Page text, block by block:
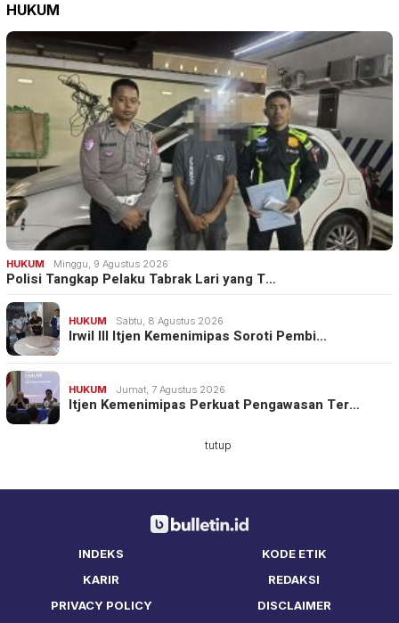
HUKUM
HUKUM Minggu, 9 Agustus 2026
Polisi Tangkap Pelaku Tabrak Lari yang T…
HUKUM Sabtu, 8 Agustus 2026
Irwil III Itjen Kemenimipas Soroti Pembi…
HUKUM Jumat, 7 Agustus 2026
Itjen Kemenimipas Perkuat Pengawasan Ter…
INDEKS
KODE ETIK
KARIR
REDAKSI
PRIVACY POLICY
DISCLAIMER
tutup